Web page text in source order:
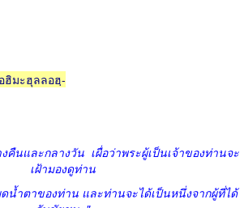
ฮิมะฮุลลอฮฺ-
คืนและกลางวัน เผื่อว่าพระผู้เป็นเจ้าของท่านจะ
เฝ้ามองดูท่าน
น้ำตาของท่าน และท่านจะได้เป็นหนึ่งจากผู้ที่ได้